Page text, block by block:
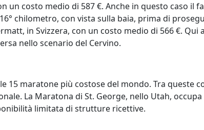
un costo medio di 587 €. Anche in questo caso il
chilometro, con vista sulla baia, prima di
in Svizzera, con un costo medio di 566 €.
nello scenario del Cervino.
15 maratone più costose del mondo. Tra queste
La Maratona di St. George, nello Utah,
limitata di strutture ricettive.